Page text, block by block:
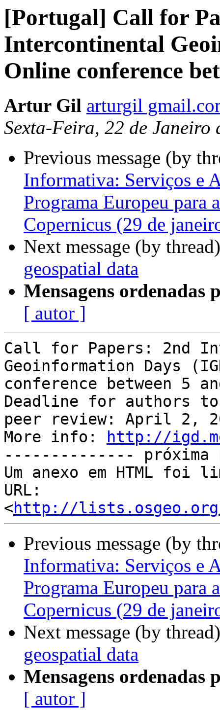
[Portugal] Call for
Intercontinental
Online conference
Artur Gil arturgil
Sexta-Feira, 22 de Janeiro
Previous message (by
Informativa: Serviços e
Programa Europeu para
Copernicus (29 de
Next message (by
geospatial data
Mensagens ordenadas
[ autor ]
Call for Papers: 2nd
Geoinformation Days
conference between 5
Deadline for authors
peer review: April 2,
More info:
http://
--------------
Um anexo em HTML foi
URL:
<http://lists.osgeo.org/
Previous message (by
Informativa: Serviços e
Programa Europeu para
Copernicus (29 de
Next message (by
geospatial data
Mensagens ordenadas
[ autor ]